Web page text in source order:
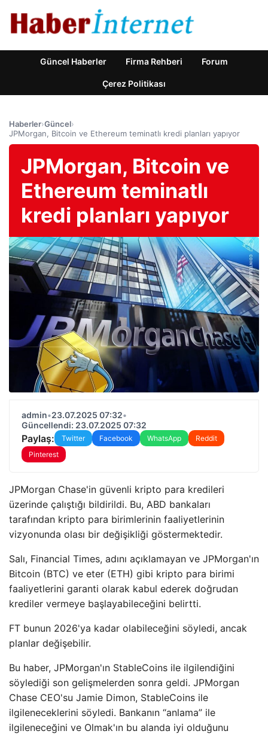
Güncel Haberler Firma Rehberi Forum
Çerez Politikası
Haberler›Güncel›
JPMorgan, Bitcoin ve Ethereum teminatlı kredi planları yapıyor
JPMorgan, Bitcoin ve
Ethereum teminatlı
kredi planları yapıyor
admin•23.07.2025 07:32•
Güncellendi: 23.07.2025 07:32
Paylaş: Twitter Facebook WhatsApp
Reddit
Pinterest
JPMorgan Chase'in güvenli kripto para kredileri
üzerinde çalıştığı bildirildi. Bu, ABD bankaları
tarafından kripto para birimlerinin faaliyetlerinin
vizyonunda olası bir değişikliği göstermektedir.
Salı, Financial Times, adını açıklamayan ve JPMorgan'ın
Bitcoin (BTC) ve eter (ETH) gibi kripto para birimi
faaliyetlerini garanti olarak kabul ederek doğrudan
krediler vermeye başlayabileceğini belirtti.
FT bunun 2026'ya kadar olabileceğini söyledi, ancak
planlar değişebilir.
Bu haber, JPMorgan'ın StableCoins ile ilgilendiğini
söylediği son gelişmelerden sonra geldi. JPMorgan
Chase CEO'su Jamie Dimon, StableCoins ile
ilgileneceklerini söyledi. Bankanın “anlama” ile
ilgileneceğini ve Olmak'ın bu alanda iyi olduğunu